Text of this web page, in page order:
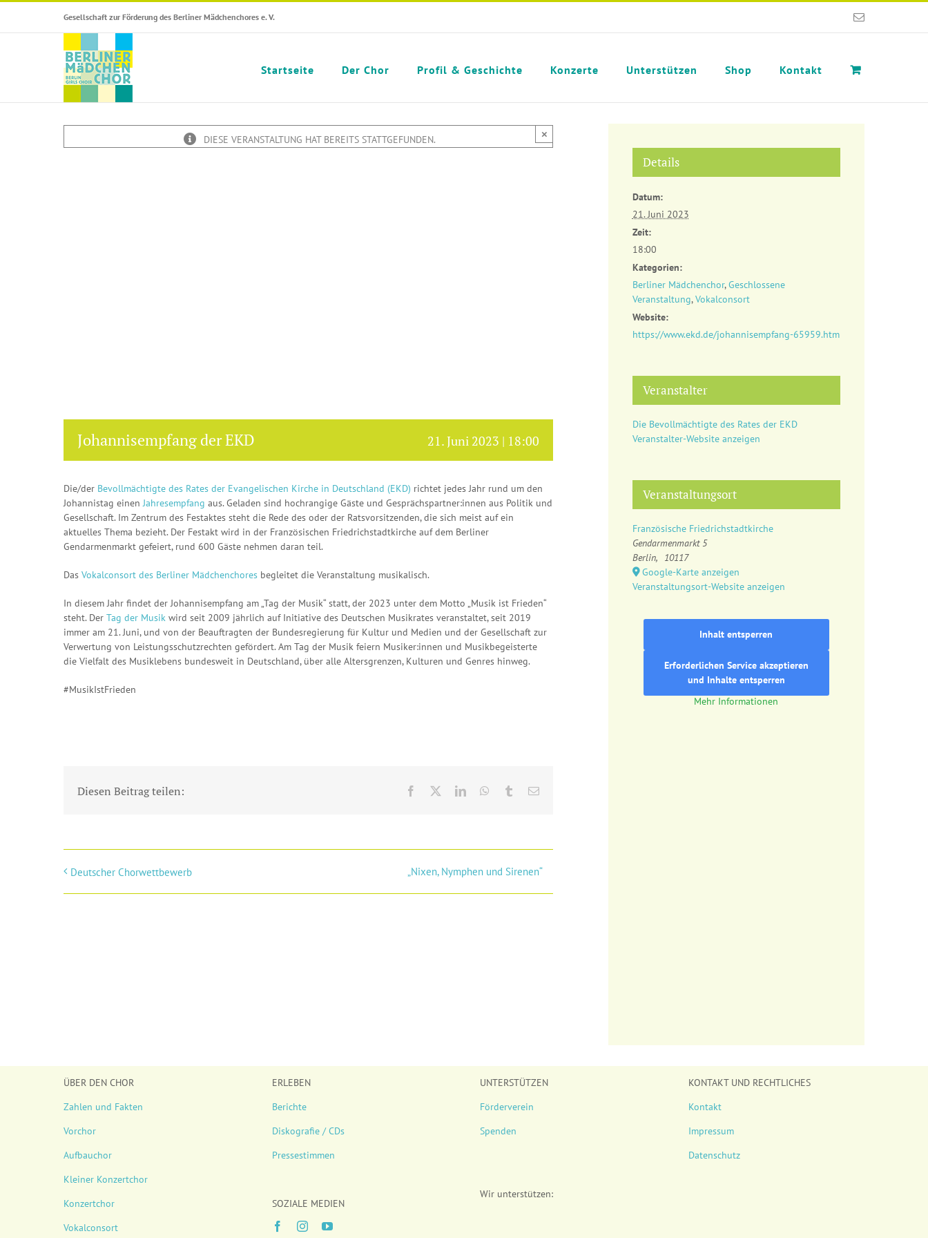
Skip
content
Gesellschaft zur Förderung des Berliner Mädchenchores e. V.
E-
Startseite Der Chor Profil & Geschichte Konzerte Unterstützen Shop Kontakt
DIESE VERANSTALTUNG HAT BEREITS STATTGEFUNDEN. ×
Johannisempfang der EKD 21. Juni 2023 | 18:00
Die/der Bevollmächtigte des Rates der Evangelischen Kirche in Deutschland (EKD) richtet jedes Jahr rund um den
Johannistag einenJahresempfang aus. Geladen sind hochrangige Gäste und Gesprächspartner:innen aus Politik und
Gesellschaft. Im Zentrum des Festaktes steht die Rede des oder der Ratsvorsitzenden, die sich meist auf ein
aktuelles Thema bezieht. Der Festakt wird in der Französischen Friedrichstadtkirche auf dem Berliner
Gendarmenmarkt gefeiert, rund 600 Gäste nehmen daran teil.
Das Vokalconsort des Berliner Mädchenchoresbegleitet die Veranstaltung musikalisch.
In diesem Jahr findet der Johannisempfang am „Tag der Musik“ statt, der 2023 unter dem Motto „Musik ist Frieden“
steht. Der Tag der Musikwird seit 2009 jährlich auf Initiative des Deutschen Musikrates veranstaltet, seit 2019
immer am 21. Juni, und von der Beauftragten der Bundesregierung für Kultur und Medien und der Gesellschaft zur
Verwertung von Leistungsschutzrechten gefördert. Am Tag der Musik feiern Musiker:innen und Musikbegeisterte
die Vielfalt des Musiklebens bundesweit in Deutschland, über alle Altersgrenzen, Kulturen und Genres hinweg.
#MusikIstFrieden
Diesen Beitrag teilen: Facebook LinkedInWhatsApp
TumblrE-
Deutscher Chorwettbewerb „Nixen, Nymphen und Sirenen“
Details
Datum:
21. Juni 2023
Zeit:
18:00
Kategorien:
Berliner Mädchenchor,Geschlossene
Veranstaltung,Vokalconsort
Website:
https://www.ekd.de/johannisempfang-65959.htm
Veranstalter
Die Bevollmächtigte des Rates der EKD
Veranstalter-Website anzeigen
Veranstaltungsort
Französische Friedrichstadtkirche
Gendarmenmarkt 5
Berlin,
10117
Google-Karte anzeigen
Veranstaltungsort-Website anzeigen
Inhalt entsperren
Erforderlichen Service akzeptieren
und Inhalte entsperren
Mehr Informationen
ÜBER DEN CHOR
Zahlen und Fakten
Vorchor
Aufbauchor
Kleiner Konzertchor
Konzertchor
Vokalconsort
ERLEBEN
Berichte
Diskografie / CDs
Pressestimmen
SOZIALE MEDIEN
UNTERSTÜTZEN
Förderverein
Spenden
Wir unterstützen:
KONTAKT UND RECHTLICHES
Kontakt
Impressum
Datenschutz